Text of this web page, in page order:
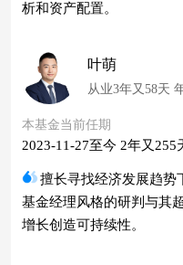
析和资产配置。
叶萌
从业3年又58天
本基金当前任期
2023-11-27至今 2年又255
擅长寻找经济发展趋势
基金经理风格的研判与其
增长创造可持续性。